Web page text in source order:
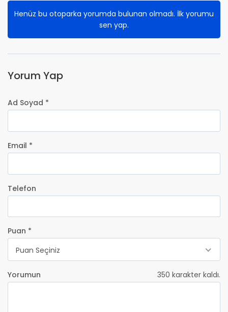
Henüz bu otoparka yorumda bulunan olmadı. İlk yorumu
sen yap.
Yorum Yap
Ad Soyad *
Email *
Telefon
Puan *
Puan Seçiniz
Yorumun 350 karakter kaldı.